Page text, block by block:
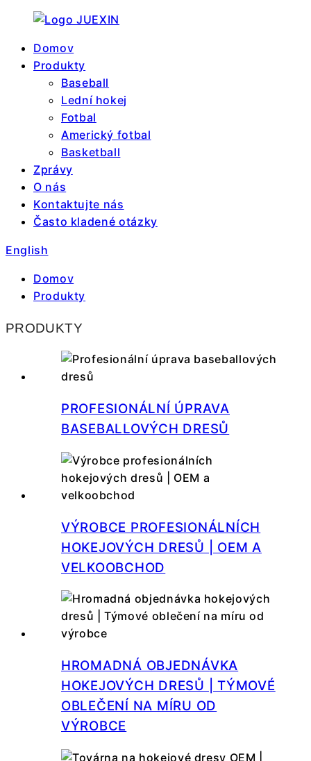
Domov
Produkty
Baseball
Lední hokej
Fotbal
Americký fotbal
Basketball
Zprávy
O nás
Kontaktujte nás
Často kladené otázky
English
Domov
Produkty
PRODUKTY
PROFESIONÁLNÍ ÚPRAVA
BASEBALLOVÝCH DRESŮ
VÝROBCE PROFESIONÁLNÍCH
HOKEJOVÝCH DRESŮ | OEM A
VELKOOBCHOD
HROMADNÁ OBJEDNÁVKA
HOKEJOVÝCH DRESŮ | TÝMOVÉ
OBLEČENÍ NA MÍRU OD
VÝROBCE